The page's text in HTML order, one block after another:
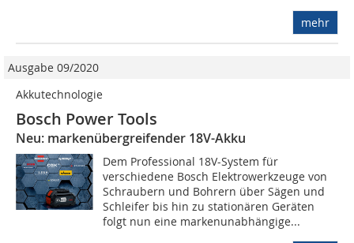
mehr
Ausgabe 09/2020
Akkutechnologie
Bosch Power Tools
Neu: markenübergreifender 18V-Akku
Dem Professional 18V-System für
verschiedene Bosch Elektrowerkzeuge von
Schraubern und Bohrern über Sägen und
Schleifer bis hin zu stationären Geräten
folgt nun eine markenunabhängige...